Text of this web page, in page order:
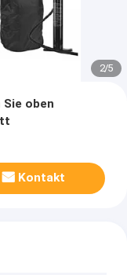
2/5
oben
Kontakt